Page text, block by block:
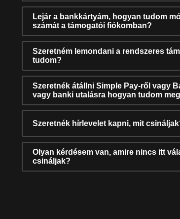
Lejár a bankkártyám, hogyan tudom
számát a támogatói fiókomban?
Szeretném lemondani a rendszeres
tudom?
Szeretnék átállni Simple Pay-ről vagy
vagy banki utalásra hogyan tudom
Szeretnék hírlevelet kapni, mit
Olyan kérdésem van, amire nincs itt
csináljak?